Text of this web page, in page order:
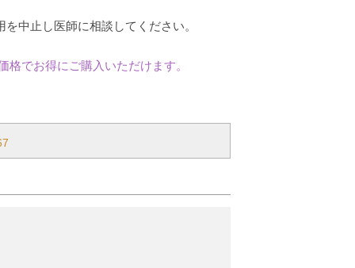
中止し医師に相談してください。
でお得にご購入いただけます。